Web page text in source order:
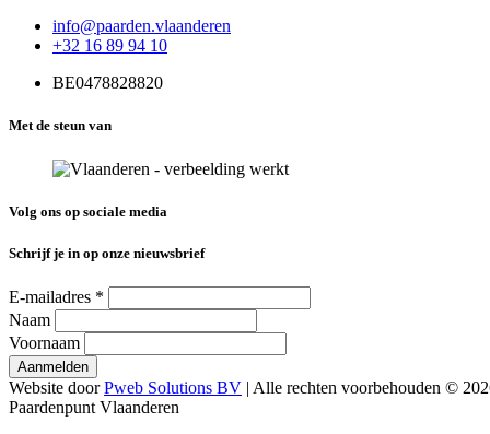
info@paarden.vlaanderen
+32 16 89 94 10
BE0478828820
Met de steun van
Volg ons op sociale media
Schrijf je in op onze nieuwsbrief
E-mailadres *
Naam
Voornaam
Website doorPweb Solutions BV | Alle rechten voorbehouden ©
Paardenpunt Vlaanderen